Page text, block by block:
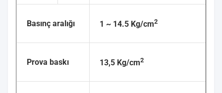
Basınç aralığı 1 ~ 14.5 Kg/cm2
Prova baskı 13,5 Kg/cm2